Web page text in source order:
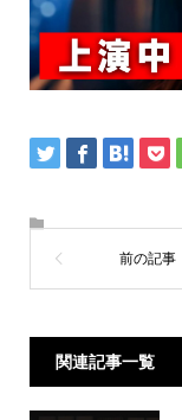
関連記事一覧